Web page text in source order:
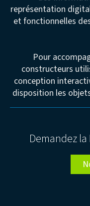
représentation
et fonctionnelles
Pour
constructeurs
conception
disposition les
Demandez